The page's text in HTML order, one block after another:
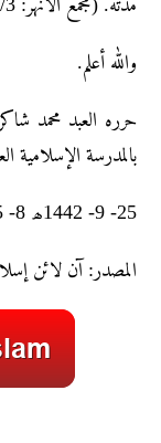
مدته. (مجمع الأنهر: 3/ 547، كويته).
والله أعلم.
حرره العبد محمد
بالمدرسة الإسلامية
25- 9- 1442ھ 8- 5- 2021م السبت.
المصدر: آن لائن